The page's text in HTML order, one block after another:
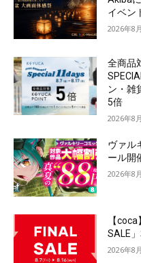
イベン
2026年8
全商品
ン・雑
5倍
2026年8
ヴァル
ール開
2026年8
【
SALE
2026年8